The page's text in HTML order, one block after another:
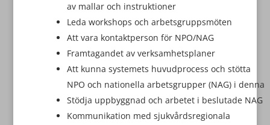
av mallar och instruktioner
Leda workshops och arbetsgruppsmöten
Att vara kontaktperson för NPO/NAG
Framtagandet av verksamhetsplaner
Att kunna systemets huvudprocess och stötta
NPO och nationella arbetsgrupper (NAG) i denna
Stödja uppbyggnad och arbetet i beslutade NAG
Kommunikation med sjukvårdsregionala